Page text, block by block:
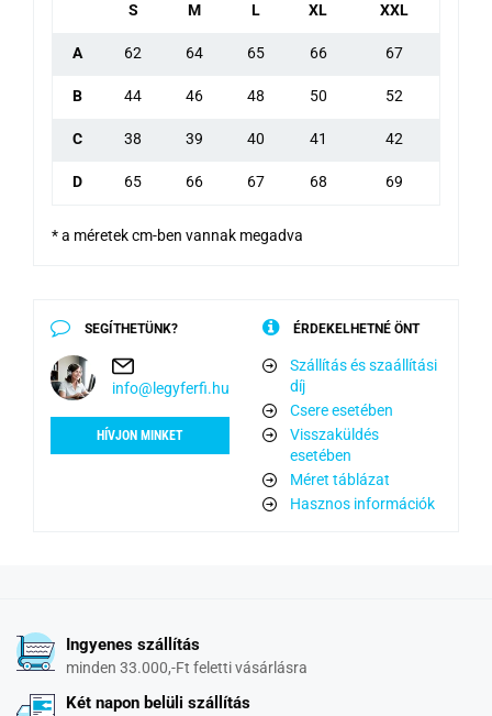
S M L XL XXL
A 62 64 65 66 67
B 44 46 48 50 52
C 38 39 40 41 42
D 65 66 67 68 69
* a méretek cm-ben vannak megadva
SEGÍTHETÜNK?
info@legyferfi.hu
HÍVJON MINKET
ÉRDEKELHETNÉ ÖNT
Szállítás és szaállítási
díj
Csere esetében
Visszaküldés
esetében
Méret táblázat
Hasznos információk
Ingyenes szállítás
minden 33.000,-Ft feletti vásárlásra
Két napon belüli szállítás